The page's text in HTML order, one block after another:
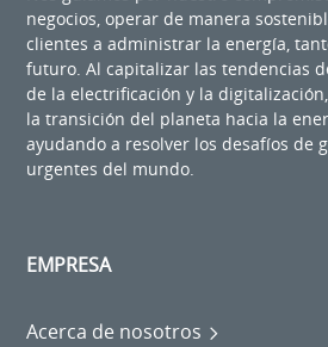
negocios, operar de manera
clientes a administrar la energía,
futuro. Al capitalizar las tendencias
de la electrificación y la
la transición del planeta hacia la
ayudando a resolver los desafíos de
urgentes del mundo.
EMPRESA
Acerca de nosotros